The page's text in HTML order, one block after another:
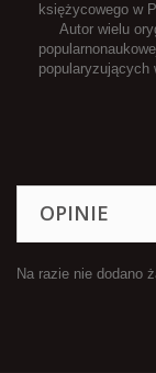
księżycowego w
Autor wielu
popularyzujących
OPINIE
Na razie nie dodano